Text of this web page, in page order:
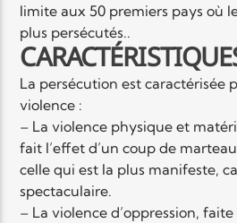
limite aux 50 premiers pays où
plus persécutés..
La persécution est caractérisée
violence :
– La violence physique et
fait l’effet d’un coup de
celle qui est la plus manifeste,
spectaculaire.
– La violence d’oppression,